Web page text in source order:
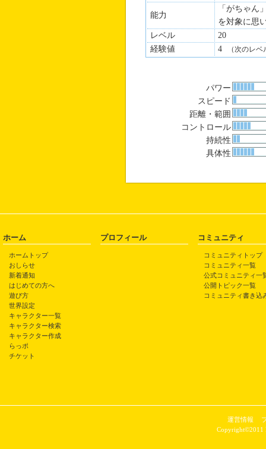
能力
「がちゃん
を対象に思
レベル
20
経験値
4 （次のレ
パワー
スピード
距離・範囲
コントロール
持続性
具体性
ホーム
ホームトップ
おしらせ
新着通知
はじめての方へ
遊び方
世界設定
キャラクター一覧
キャラクター検索
キャラクター作成
らっポ
チケット
プロフィール コミュニティ
コミュニティトップ
コミュニティ一覧
公式コミュニティ一
公開トピック一覧
コミュニティ書き込
運営情報
Copyright©2011